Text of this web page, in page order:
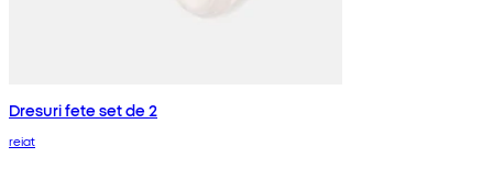
Dresuri fete set de 2
reiat